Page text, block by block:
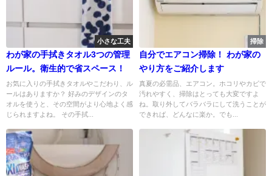
小さな工夫
わが家の手拭きタオル3つの管理
ルール。衛生的で省スペース！
お気に入りの手拭きタオルやこだわり、ル
ールはありますか？ 好みのデザインのタ
オルを使うと、その空間がより心地よく感
じられますよね。 その手拭...
掃除
自分でエアコン掃除！ わが家の
やり方をご紹介します
真夏の必需品、エアコン。ホコリやカビで
汚れやすく、掃除はとっても大変ですよ
ね。取り外してバラバラにして洗うことが
できれば、どんなに楽か。でも...